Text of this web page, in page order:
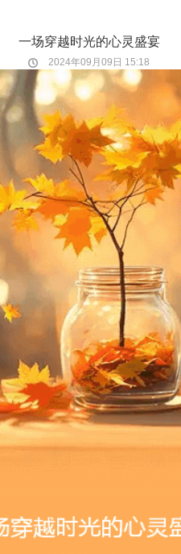
一场穿越时光的心灵盛宴
2024年09月09日 15:18